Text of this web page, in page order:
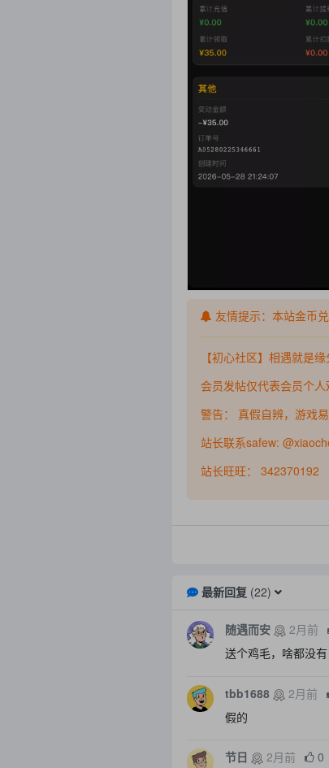
友情提示：本站金币
【初心社区】相遇就是
会员发帖仅代表会员个
警告： 真假自辨，游戏
站长联系safew:
站长旺旺： 342370192
最新回复(22)
随遇而安 2月前
送个鸡毛，啥都没有
tbb1688 2月前
假的
节日 2月前
0